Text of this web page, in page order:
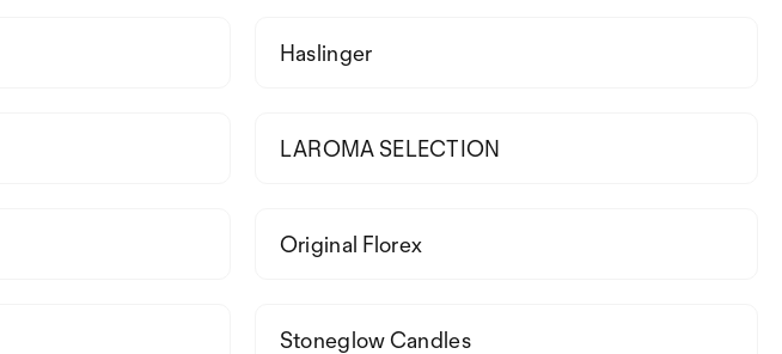
Haslinger
LAROMA SELECTION
Original Florex
Stoneglow Candles